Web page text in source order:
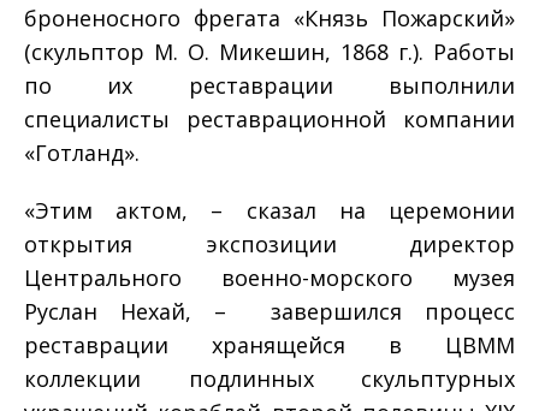
броненосного фрегата «Князь Пожарский»
(скульптор М. О. Микешин, 1868 г.). Работы
по их реставрации выполнили
специалисты реставрационной компании
«Готланд».
«Этим актом, – сказал на церемонии
открытия экспозиции директор
Центрального военно-морского музея
Руслан Нехай, – завершился процесс
реставрации хранящейся в ЦВММ
коллекции подлинных скульптурных